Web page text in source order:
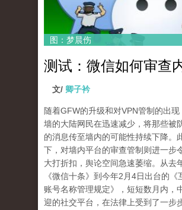
图：梦晨伤
测试：微信如何审查
文/ 卿子衿
随着GFW的升级和对VPN管制的出
墙的大陆网民在迅速减少，将那些被
的消息传至墙内的可能性持续下降。
下，对墙内平台的审查管制则进一步
大打折扣，舆论空间急速萎缩。从去
《微信十条》到今年2月4日出台的《
账号名称管理规定》，短短数月内，
迎的社交平台，在法律上受到了一步